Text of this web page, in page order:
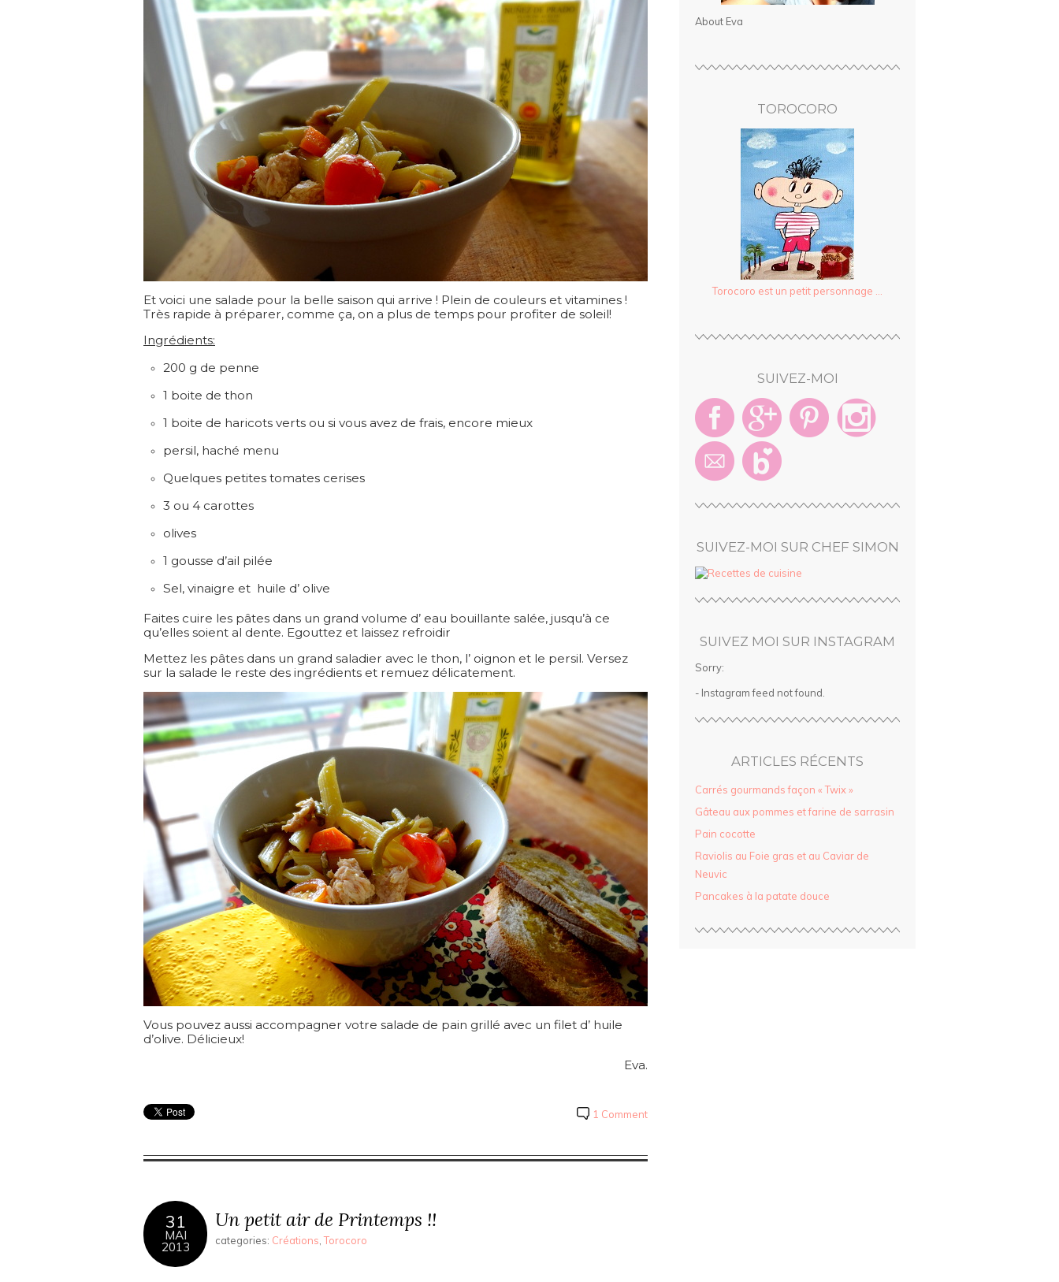
Et voici une salade pour la belle saison qui arrive ! Plein de couleurs et vitamines !
Très rapide à préparer, comme ça, on a plus de temps pour profiter de soleil!
Ingrédients:
200 g de penne
1 boite de thon
1 boite de haricots verts ou si vous avez de frais, encore mieux
persil, haché menu
Quelques petites tomates cerises
3 ou 4 carottes
olives
1 gousse d’ail pilée
Sel, vinaigre et huile d’ olive
Faites cuire les pâtes dans un grand volume d’ eau bouillante salée, jusqu’à ce
qu’elles soient al dente. Egouttez et laissez refroidir
Mettez les pâtes dans un grand saladier avec le thon, l’ oignon et le persil. Versez
sur la salade le reste des ingrédients et remuez délicatement.
Vous pouvez aussi accompagner votre salade de pain grillé avec un filet d’ huile
d’olive. Délicieux!
Eva.
1 Comment
31
MAI
2013
Un petit air de Printemps !!
categories: Créations ,Torocoro
About Eva
TOROCORO
Torocoro est un petit personnage ...
SUIVEZ-MOI
SUIVEZ-MOI SUR CHEF SIMON
SUIVEZ MOI SUR INSTAGRAM
Sorry:
- Instagram feed not found.
ARTICLES RÉCENTS
Carrés gourmands façon « Twix »
Gâteau aux pommes et farine de sarrasin
Pain cocotte
Raviolis au Foie gras et au Caviar de
Neuvic
Pancakes à la patate douce